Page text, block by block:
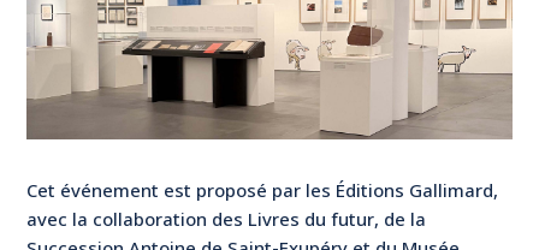
Cet événement est proposé par les Éditions Gallimard,
avec la collaboration des Livres du futur, de la